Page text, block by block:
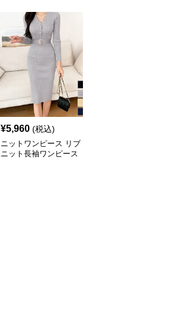
¥5,960 (税込)
ニットワンピース リブ
ニット長袖ワンピース